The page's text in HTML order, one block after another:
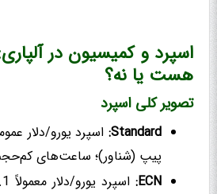
اسپرد و کمیسیون در
هست یا نه؟
تصویر کلی اسپرد
Standard:
پیپ (شناور)؛ ساعت‌های
ECN: